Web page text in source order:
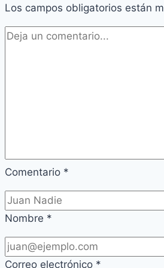
Los campos obligatorios están
Comentario *
Nombre *
Correo electrónico *